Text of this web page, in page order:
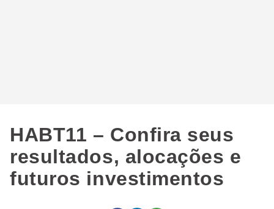
HABT11 – Confira seus
resultados, alocações e
futuros investimentos